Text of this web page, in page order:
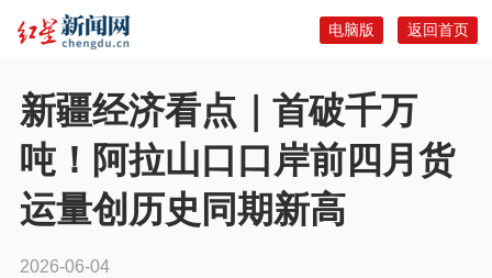
返回首页
电脑版
新疆经济看点｜首破千万
吨！阿拉山口口岸前四月货
运量创历史同期新高
2026-06-04